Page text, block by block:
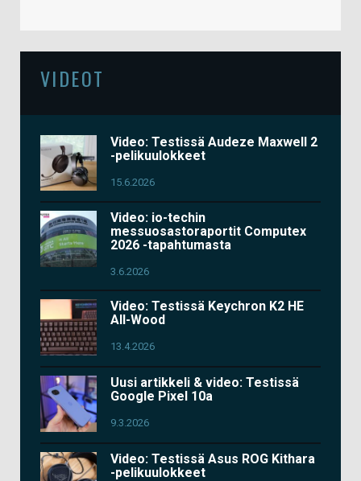
VIDEOT
Video: Testissä Audeze Maxwell 2
-pelikuulokkeet
15.6.2026
Video: io-techin
messuosastoraportit Computex
2026 -tapahtumasta
3.6.2026
Video: Testissä Keychron K2 HE
All-Wood
13.4.2026
Uusi artikkeli & video: Testissä
Google Pixel 10a
9.3.2026
Video: Testissä Asus ROG Kithara
-pelikuulokkeet